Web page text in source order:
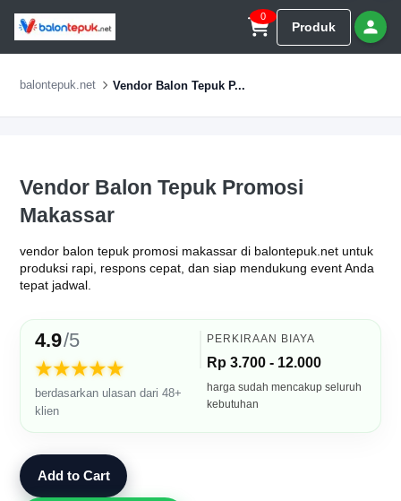
0
Produk
balontepuk.net Vendor Balon Tepuk P...
Vendor Balon Tepuk Promosi
Makassar
vendor balon tepuk promosi makassar di balontepuk.net untuk
produksi rapi, respons cepat, dan siap mendukung event Anda
tepat jadwal.
4.9/5
★★★★★
berdasarkan ulasan dari 48+
klien
PERKIRAAN BIAYA
Rp 3.700 - 12.000
harga sudah mencakup seluruh
kebutuhan
Add to Cart